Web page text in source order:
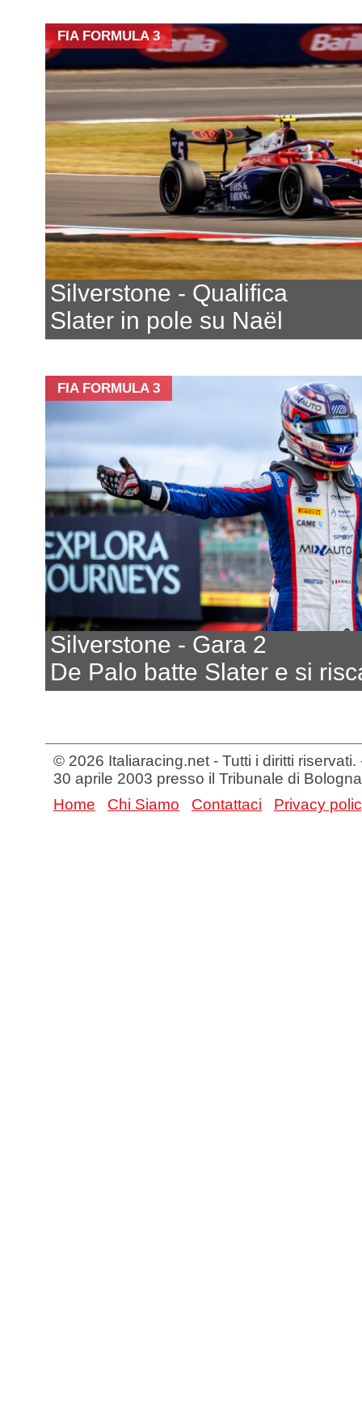
FIA FORMULA 3
Silverstone - Qualifica
Slater in pole su Naël
FIA FORMULA 3
Silverstone - Gara 2
De Palo batte Slater e si
© 2026 Italiaracing.net - Tutti i diritti
30 aprile 2003 presso il Tribunale di Bologna
Home
Chi Siamo Contattaci Privacy